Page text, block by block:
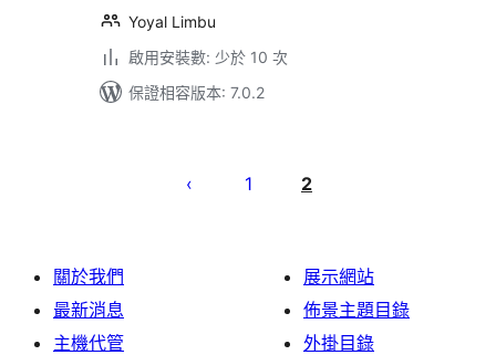
Yoyal Limbu
啟用安裝數: 少於 10 次
保證相容版本: 7.0.2
1 2
關於我們
最新消息
主機代管
展示網站
佈景主題目錄
外掛目錄